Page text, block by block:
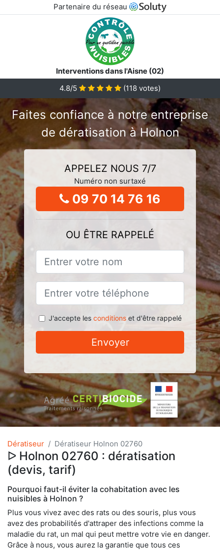
Partenaire du réseau
Interventions dans l'Aisne (02)
4.8/5
(118 votes)
Faites confiance à notre entreprise
de dératisation à Holnon
APPELEZ NOUS 7/7
Numéro non surtaxé
09 70 14 76 16
OU ÊTRE RAPPELÉ
J'accepte les conditionset d'être rappelé
Envoyer
Dératiseur Dératiseur Holnon 02760
ᐅ Holnon 02760 : dératisation
(devis, tarif)
Pourquoi faut-il éviter la cohabitation avec les
nuisibles à Holnon ?
Plus vous vivez avec des rats ou des souris, plus vous
avez des probabilités d'attraper des infections comme la
maladie du rat, un mal qui peut mettre votre vie en danger.
Grâce à nous, vous aurez la garantie que tous ces